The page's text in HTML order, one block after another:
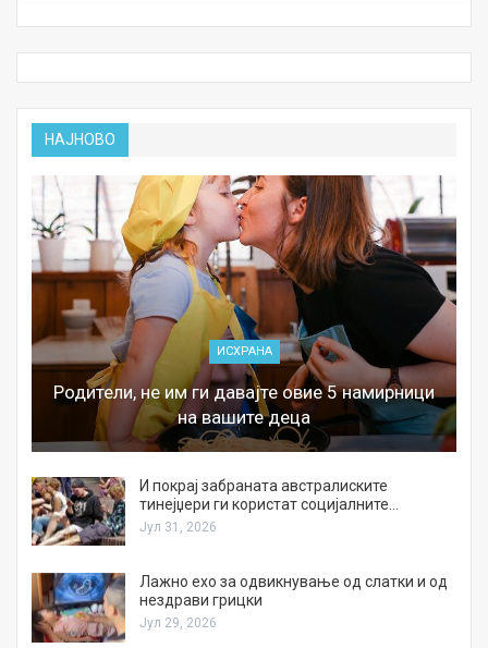
НАЈНОВО
ИСХРАНА
Родители, не им ги давајте овие 5 намирници
на вашите деца
И покрај забраната австралиските
тинејџери ги користат социјалните…
Јул 31, 2026
Лажно ехо за одвикнување од слатки и од
нездрави грицки
Јул 29, 2026